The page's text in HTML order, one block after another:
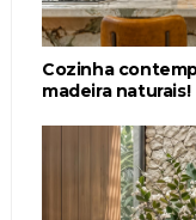
Cozinha
madeira naturais!